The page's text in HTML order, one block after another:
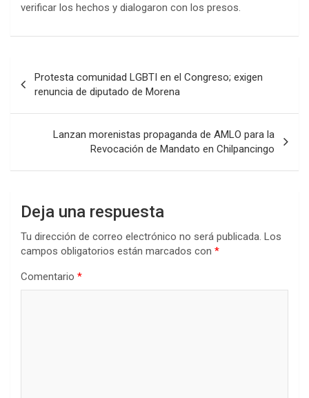
verificar los hechos y dialogaron con los presos.
de
entradas
Protesta comunidad LGBTI en el Congreso; exigen
renuncia de diputado de Morena
Lanzan morenistas propaganda de AMLO para la
Revocación de Mandato en Chilpancingo
Deja una respuesta
Tu dirección de correo electrónico no será publicada. Los
campos obligatorios están marcados con *
Comentario *